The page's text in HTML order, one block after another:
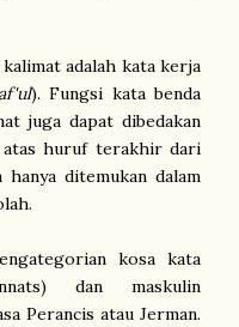
adalah kata kerja
). Fungsi kata benda
juga dapat dibedakan
atas huruf terakhir dari
ditemukan dalam
kosa kata
dan maskulin
Perancis atau Jerman.